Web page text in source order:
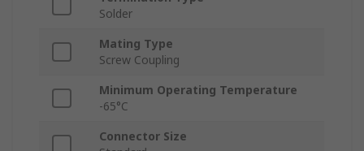
Solder
Mating Type
Screw Coupling
Minimum Operating Temperature
-65°C
Connector Size